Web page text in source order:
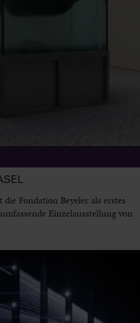
Fondation Beyeler als erstes
Einzelausstellung von